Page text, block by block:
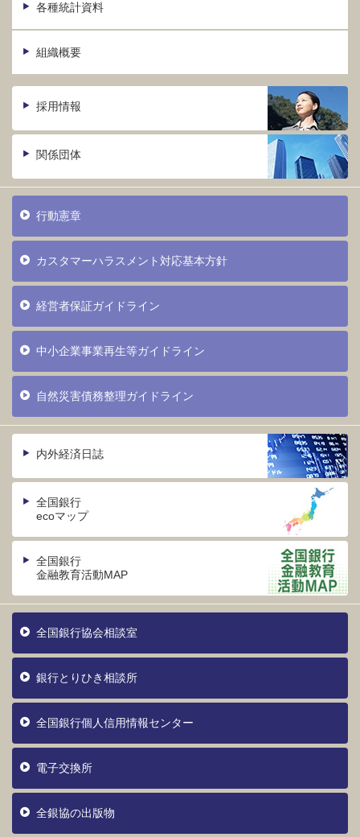
各種統計資料
組織概要
採用情報
関係団体
行動憲章
カスタマーハラスメント対応基本方針
経営者保証ガイドライン
中小企業事業再生等ガイドライン
自然災害債務整理ガイドライン
内外経済日誌
全国銀行
ecoマップ
全国銀行
金融教育活動MAP
全国銀行協会相談室
銀行とりひき相談所
全国銀行個人信用情報センター
電子交換所
全銀協の出版物